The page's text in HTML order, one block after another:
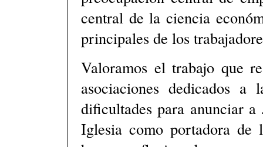
central de la ciencia
principales de los
Valoramos el trabajo que
asociaciones dedicados a
dificultades para anunciar
Iglesia como portadora de